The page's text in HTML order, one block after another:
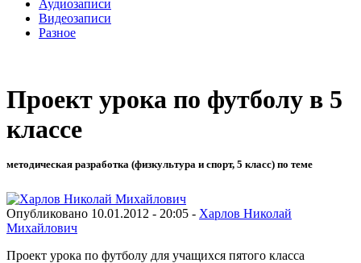
Аудиозаписи
Видеозаписи
Разное
Проект урока по футболу в 5
классе
методическая разработка (физкультура и спорт, 5 класс) по теме
Опубликовано 10.01.2012 - 20:05 - Харлов Николай
Михайлович
Проект урока по футболу для учащихся пятого класса